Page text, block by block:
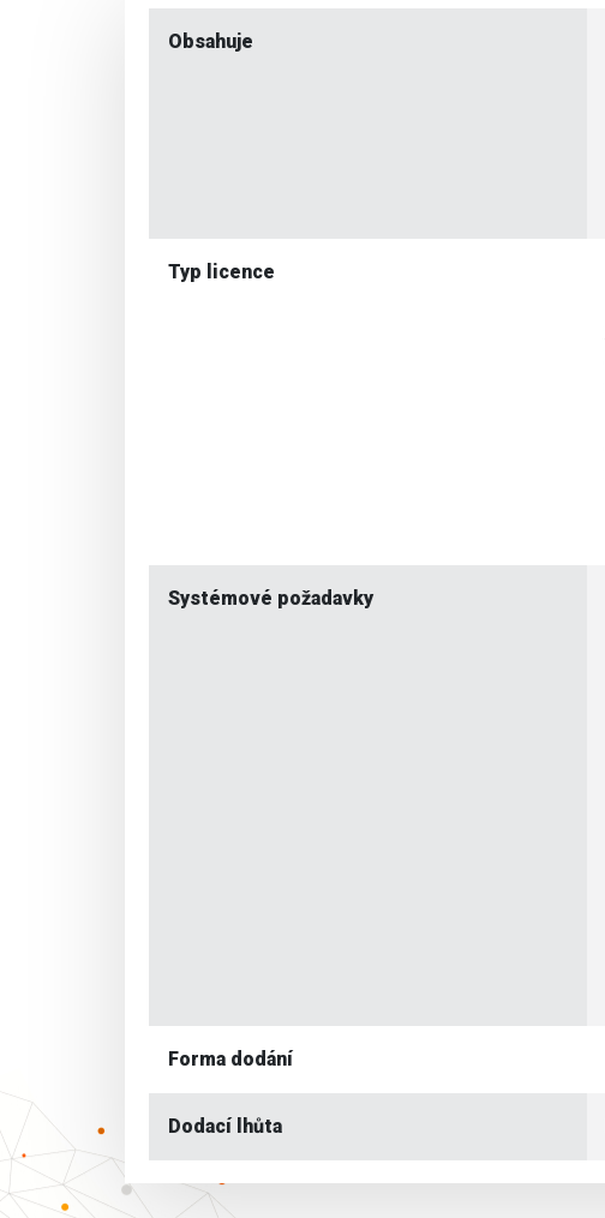
Obsahuje
Typ licence
Systémové požadavky
Forma dodání
Dodací lhůta